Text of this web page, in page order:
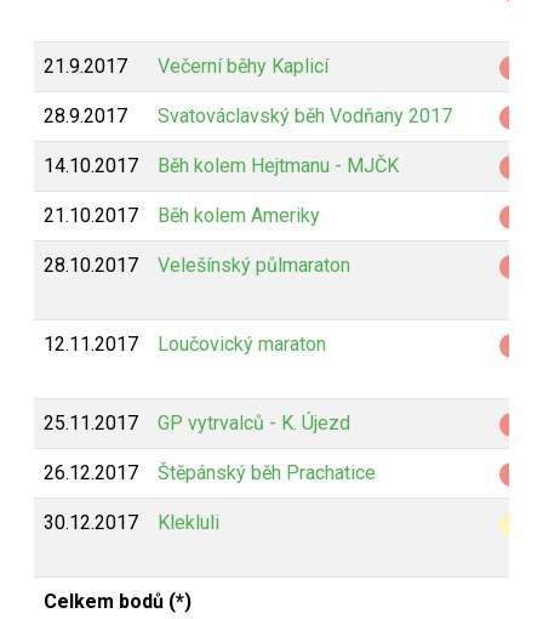
21.9.2017 Večerní běhy Kaplicí
28.9.2017 Svatováclavský běh Vodňany 2017
14.10.2017 Běh kolem Hejtmanu - MJČK
21.10.2017 Běh kolem Ameriky
28.10.2017 Velešínský půlmaraton
12.11.2017 Loučovický maraton
25.11.2017 GP vytrvalců - K. Újezd
26.12.2017 Štěpánský běh Prachatice
30.12.2017 Klekluli
Celkem bodů (*)